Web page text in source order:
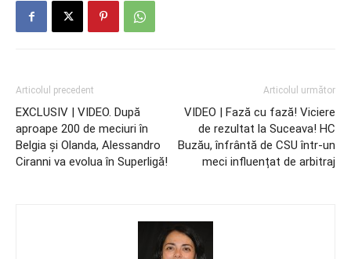
Articolul precedent
EXCLUSIV | VIDEO. După
aproape 200 de meciuri în
Belgia și Olanda, Alessandro
Ciranni va evolua în Superligă!
Articolul următor
VIDEO | Fază cu fază! Viciere
de rezultat la Suceava! HC
Buzău, înfrântă de CSU într-un
meci influențat de arbitraj